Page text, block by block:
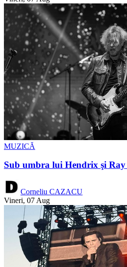
MUZICĂ
Sub umbra lui Hendrix şi
Corneliu CAZACU
Vineri, 07 Aug